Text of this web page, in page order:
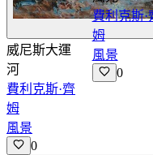
威尼斯大運
河
費利克斯·齊
姆
風景
0
費利克斯·
姆
風景
0